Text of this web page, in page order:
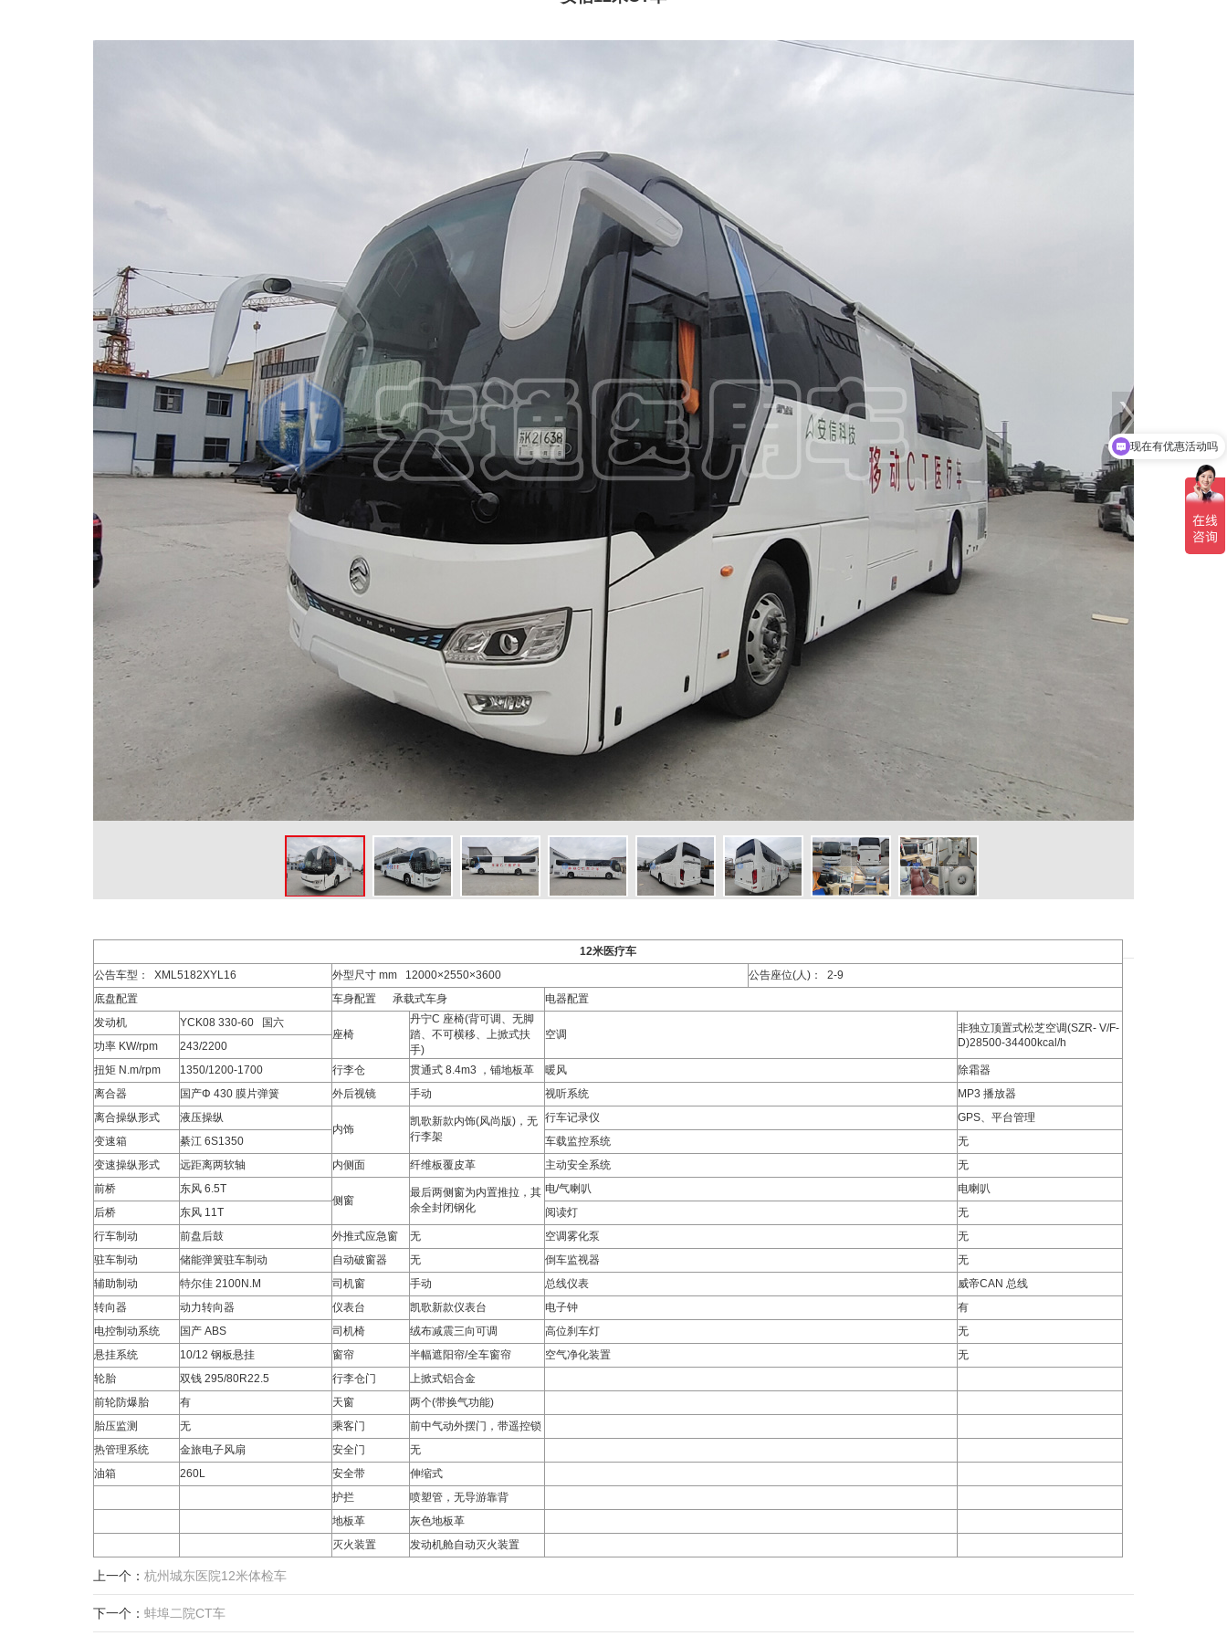
12米医疗车
公告车型： XML5182XYL16
外型尺寸 mm 12000×2550×3600
公告座位(人)： 2-9
底盘配置
车身配置 承载式车身
电器配置
发动机
YCK08 330-60 国六
座椅
丹宁C 座椅(背可调、无脚
踏、不可横移、上掀式扶
手)
空调
非独立顶置式松芝空调(SZR- V/F-
D)28500-34400kcal/h
功率 KW/rpm
243/2200
扭矩 N.m/rpm
1350/1200-1700 行李仓 贯通式 8.4m3 ，铺地板革 暖风
除霜器
离合器
国产Φ 430 膜片弹簧 外后视镜 手动 视听系统
MP3 播放器
离合操纵形式
液压操纵
内饰
凯歌新款内饰(风尚版)，无
行李架
行车记录仪
GPS、平台管理
变速箱
綦江 6S1350 车载监控系统
无
变速操纵形式
远距离两软轴 内侧面 纤维板覆皮革 主动安全系统
无
前桥
东风 6.5T
侧窗
最后两侧窗为内置推拉，其
余全封闭钢化
电/气喇叭
电喇叭
后桥
东风 11T 阅读灯
无
行车制动
前盘后鼓 外推式应急窗 无 空调雾化泵
无
驻车制动
储能弹簧驻车制动 自动破窗器 无 倒车监视器
无
辅助制动
特尔佳 2100N.M 司机窗 手动 总线仪表
威帝CAN 总线
转向器
动力转向器 仪表台 凯歌新款仪表台 电子钟
有
电控制动系统
国产 ABS 司机椅 绒布减震三向可调 高位刹车灯
无
悬挂系统
10/12 钢板悬挂 窗帘 半幅遮阳帘/全车窗帘 空气净化装置
无
轮胎
双钱 295/80R22.5 行李仓门
上掀式铝合金
前轮防爆胎
有 天窗
两个(带换气功能)
胎压监测
无 乘客门
前中气动外摆门，带遥控锁
热管理系统
金旅电子风扇 安全门
无
油箱
260L 安全带
伸缩式
护拦
喷塑管，无导游靠背
地板革
灰色地板革
灭火装置
发动机舱自动灭火装置
上一个： 杭州城东医院12米体检车
下一个： 蚌埠二院CT车
现在有优惠活动吗